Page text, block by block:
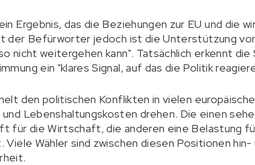
Ergebnis, das die Beziehungen zur EU und die
der Befürworter jedoch ist die Unterstützung
nicht weitergehen kann". Tatsächlich erkennt
ein "klares Signal, auf das die Politik
den politischen Konflikten in vielen
Lebenshaltungskosten drehen. Die einen
für die Wirtschaft, die anderen eine Belastung
Wähler sind zwischen diesen Positionen